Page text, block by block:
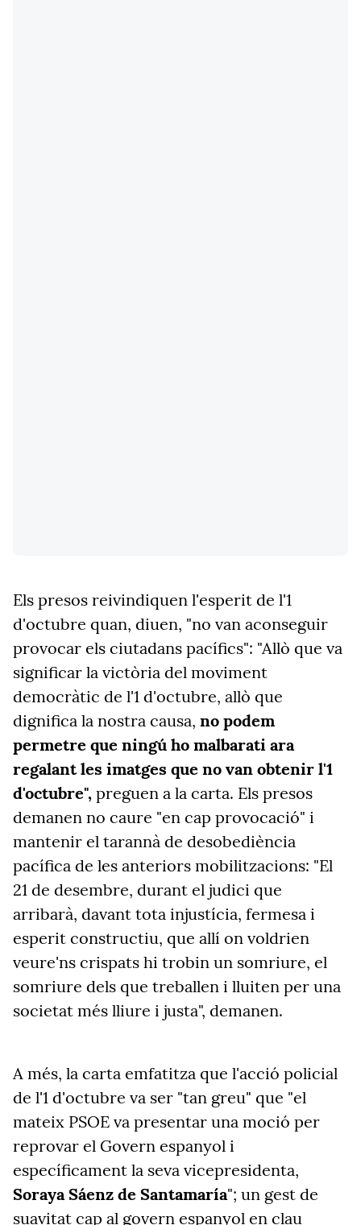
Els presos reivindiquen l'esperit de l'1
d'octubre quan, diuen, "no van aconseguir
provocar els ciutadans pacífics": "Allò que va
significar la victòria del moviment
democràtic de l'1 d'octubre, allò que
dignifica la nostra causa, no podem
permetre que ningú ho malbarati ara
regalant les imatges que no van obtenir l'1
d'octubre", preguen a la carta. Els presos
demanen no caure "en cap provocació" i
mantenir el tarannà de desobediència
pacífica de les anteriors mobilitzacions: "El
21 de desembre, durant el judici que
arribarà, davant tota injustícia, fermesa i
esperit constructiu, que allí on voldrien
veure'ns crispats hi trobin un somriure, el
somriure dels que treballen i lluiten per una
societat més lliure i justa", demanen.
A més, la carta emfatitza que l'acció policial
de l'1 d'octubre va ser "tan greu" que "el
mateix PSOE va presentar una moció per
reprovar el Govern espanyol i
específicament la seva vicepresidenta,
Soraya Sáenz de Santamaría"; un gest de
suavitat cap al govern espanyol en clau